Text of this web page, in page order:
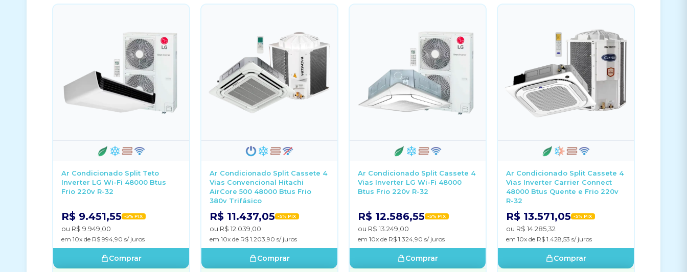
Ar Condicionado Split Teto
Inverter LG Wi-Fi 48000 Btus
Frio 220v R-32
R$ 9.451,55 -5% PIX
ou R$ 9.949,00
em 10x de R$ 994,90 s/ juros
Comprar
Ar Condicionado Split Cassete 4
Vias Convencional Hitachi
AirCore 500 48000 Btus Frio
380v Trifásico
R$ 11.437,05 -5% PIX
ou R$ 12.039,00
em 10x de R$ 1.203,90 s/ juros
Comprar
Ar Condicionado Split Cassete 4
Vias Inverter LG Wi-Fi 48000
Btus Frio 220v R-32
R$ 12.586,55 -5% PIX
ou R$ 13.249,00
em 10x de R$ 1.324,90 s/ juros
Comprar
Ar Condicionado Split Cassete 4
Vias Inverter Carrier Connect
48000 Btus Quente e Frio 220v
R-32
R$ 13.571,05 -5% PIX
ou R$ 14.285,32
em 10x de R$ 1.428,53 s/ juros
Comprar